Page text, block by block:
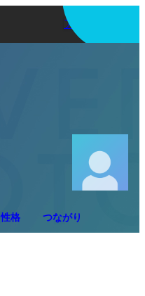
アプリを使う
性格 つながり